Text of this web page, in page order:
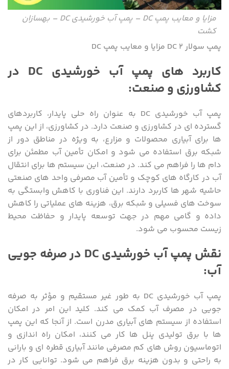
مزایا و معایب پمپ DC – پمپ آب خورشیدی DC – بهسازان
کشت
پمپ سولار DC 2 مزایا و معایب پمپ DC
کاربرد های پمپ آب خورشیدی DC در
کشاورزی و صنعت:
پمپ آب خورشیدی DC به عنوان راه‌ حلی پایدار، کاربردهای
گسترده ‌ای در کشاورزی و صنعت دارد. در کشاورزی، از این پمپ
‌ها برای آبیاری محصولات و مزارع، به ‌ویژه در مناطق دور از
شبکه برق استفاده می ‌شود و امکان تأمین آب مطمئن برای
دام‌ ها را فراهم می‌ کند. در صنعت، این سیستم ‌ها برای انتقال
آب در کارگاه‌ های کوچک و تأمین آب مصرفی واحد های صنعتی
حاشیه شهر ها کاربرد دارند. این فناوری با کاهش وابستگی به
سوخت‌ های فسیلی و شبکه برق، هزینه‌ های عملیاتی را کاهش
داده و گامی مهم در جهت توسعه پایدار و حفاظت محیط
زیست محسوب می ‌شود.
نقش پمپ آب خورشیدی DC در صرفه ‌جویی
آب:
پمپ آب خورشیدی DC به‌ طور غیر مستقیم و مؤثر به صرفه‌
جویی در مصرف آب کمک می‌ کند. کلید این امر در امکان
استفاده از سیستم‌ های آبیاری مدرن است. از آنجا که این پمپ
‌ها با برق تولیدی پنل‌ ها کار می‌ کنند، امکان راه‌ اندازی و
اتوماسیون روش‌ های کم ‌مصرفی مانند آبیاری قطره ‌ای و بارانی
به ‌راحتی و بدون هزینه برق فراهم می‌ شود. توانایی کار در